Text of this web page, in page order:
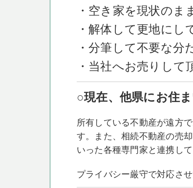
・空き家を現状のま
・解体して更地にし
・分筆して不要な分
・当社へお売りして
○現在、他県にお住
所有している不動産が遠方
す。
また、相続不動産の売
いった各種専門家と連携し
プライバシー厳守で対応さ